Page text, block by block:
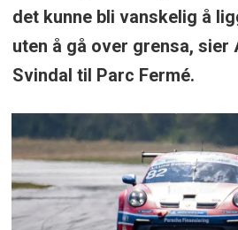
det kunne bli vanskelig å
uten å gå over grensa, sier
Svindal til Parc Fermé.